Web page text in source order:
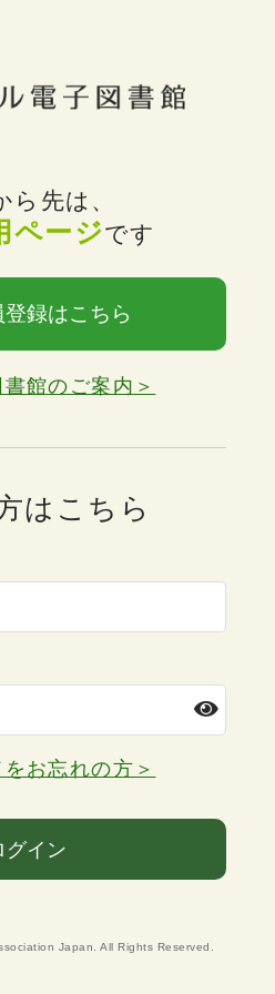
ら先は、
ページです
録はこちら
館のご案内＞
はこちら
お忘れの方＞
グイン
Japan. All Rights Reserved.